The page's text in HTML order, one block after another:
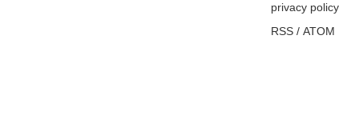
privacy policy
RSS / ATOM